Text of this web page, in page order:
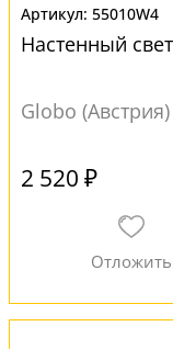
55010W4
Настенный
Globo (Австрия)
2 520 ₽